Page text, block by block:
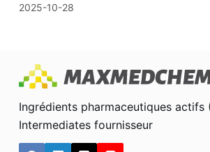
2025-10-28
Ingrédients pharmaceutiques actifs
Intermediates fournisseur